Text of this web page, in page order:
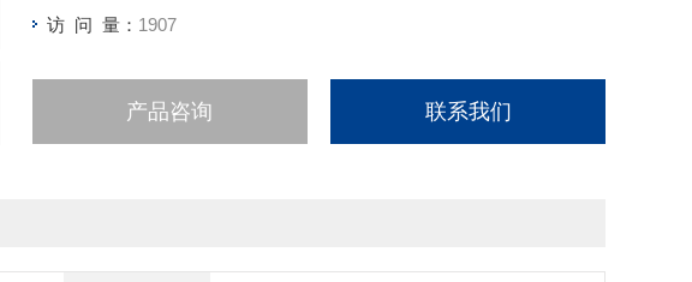
访 问 量： 1907
产品咨询 联系我们